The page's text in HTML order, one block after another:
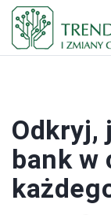
Odkryj,
bank w